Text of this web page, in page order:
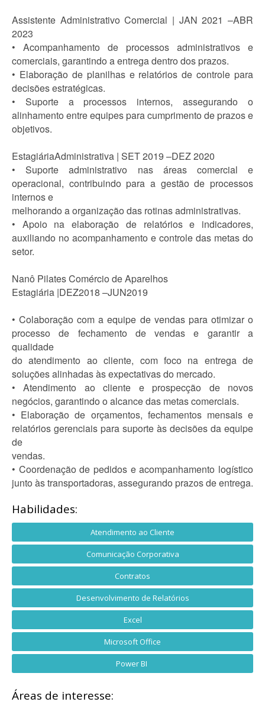
Assistente Administrativo Comercial | JAN 2021 –ABR
2023
• Acompanhamento de processos administrativos e
comerciais, garantindo a entrega dentro dos prazos.
• Elaboração de planilhas e relatórios de controle para
decisões estratégicas.
• Suporte a processos internos, assegurando o
alinhamento entre equipes para cumprimento de prazos e
objetivos.
EstagiáriaAdministrativa | SET 2019 –DEZ 2020
• Suporte administrativo nas áreas comercial e
operacional, contribuindo para a gestão de processos
internos e
melhorando a organização das rotinas administrativas.
• Apoio na elaboração de relatórios e indicadores,
auxiliando no acompanhamento e controle das metas do
setor.
Nanô Pilates Comércio de Aparelhos
Estagiária |DEZ2018 –JUN2019
• Colaboração com a equipe de vendas para otimizar o
processo de fechamento de vendas e garantir a
qualidade
do atendimento ao cliente, com foco na entrega de
soluções alinhadas às expectativas do mercado.
• Atendimento ao cliente e prospecção de novos
negócios, garantindo o alcance das metas comerciais.
• Elaboração de orçamentos, fechamentos mensais e
relatórios gerenciais para suporte às decisões da equipe
de
vendas.
• Coordenação de pedidos e acompanhamento logístico
junto às transportadoras, assegurando prazos de entrega.
Habilidades:
Atendimento ao Cliente
Comunicação Corporativa
Contratos
Desenvolvimento de Relatórios
Excel
Microsoft Office
Power BI
Áreas de interesse: